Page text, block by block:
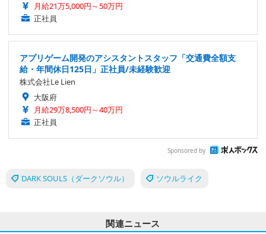
月給21万5,000円～50万円
正社員
アプリゲーム開発のアシスタントスタッフ「交通費全額支
給・年間休日125日」正社員/未経験歓迎
株式会社Le Lien
大阪府
月給29万8,500円～40万円
正社員
Sponsored by
DARK SOULS（ダークソウル） ソウルライク
関連ニュース